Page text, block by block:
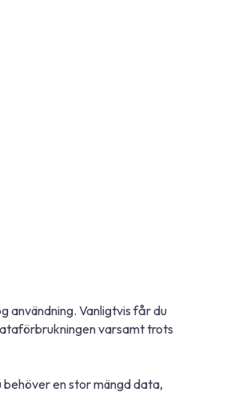
användning. Vanligtvis får du
varsamt trots
en stor mängd data,